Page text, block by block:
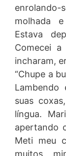
molhada
Estava
Comecei
incharam,
“Chupe a
suas
língua.
apertando
Meti meu
muitos